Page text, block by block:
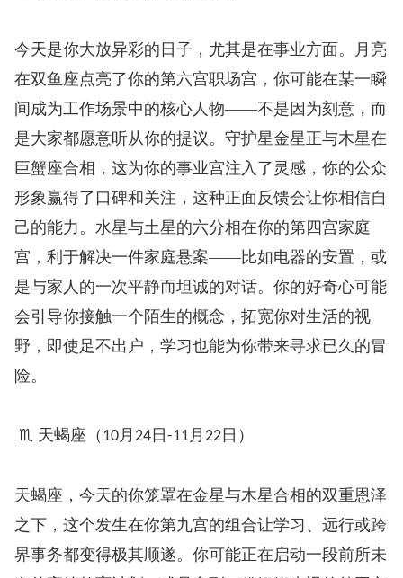
今天是你大放异彩的日子，尤其是在事业方面。月亮
在双鱼座点亮了你的第六宫职场宫，你可能在某一瞬
间成为工作场景中的核心人物——不是因为刻意，而
是大家都愿意听从你的提议。守护星金星正与木星在
巨蟹座合相，这为你的事业宫注入了灵感，你的公众
形象赢得了口碑和关注，这种正面反馈会让你相信自
己的能力。水星与土星的六分相在你的第四宫家庭
宫，利于解决一件家庭悬案——比如电器的安置，或
是与家人的一次平静而坦诚的对话。你的好奇心可能
会引导你接触一个陌生的概念，拓宽你对生活的视
野，即使足不出户，学习也能为你带来寻求已久的冒
险。
♏ 天蝎座（ 10 月 24日-11 月 22日）
天蝎座，今天的你笼罩在金星与木星合相的双重恩泽
之下，这个发生在你第九宫的组合让学习、远行或跨
界事务都变得极其顺遂。你可能正在启动一段前所未